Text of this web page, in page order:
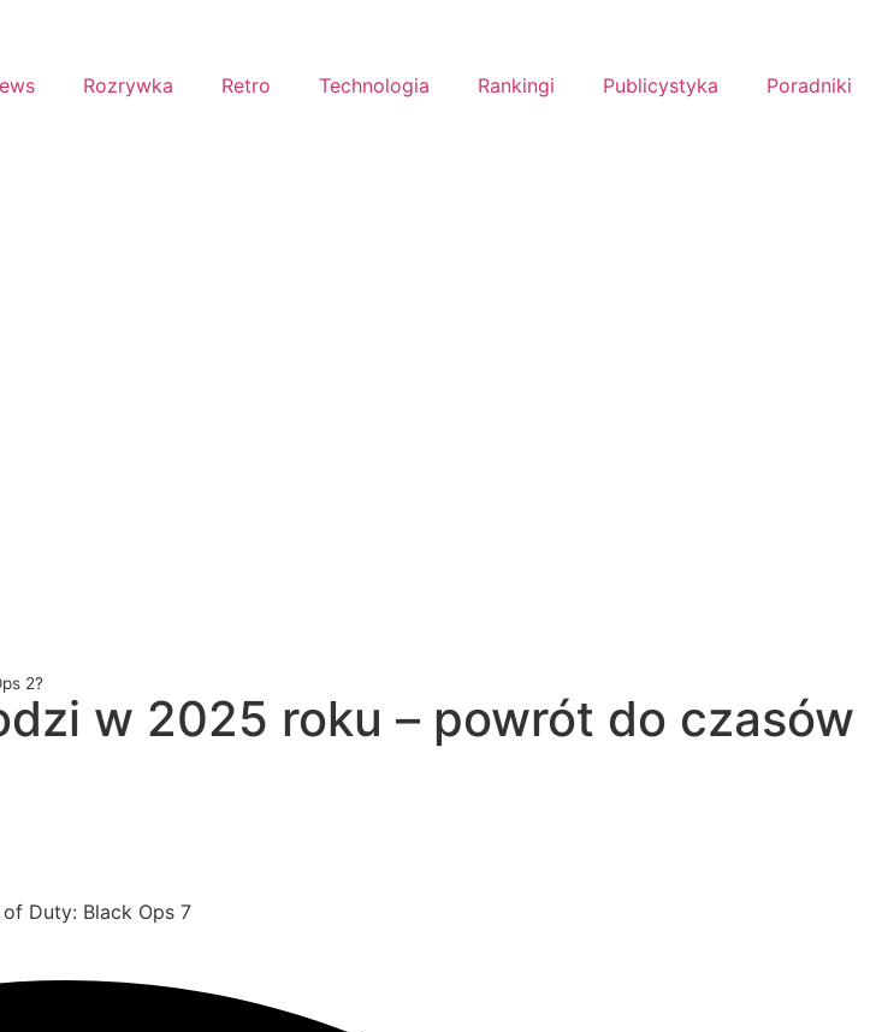
Rozrywka Retro Technologia Rankingi Publicystyka Poradniki
2?
w 2025 roku – powrót do czasów